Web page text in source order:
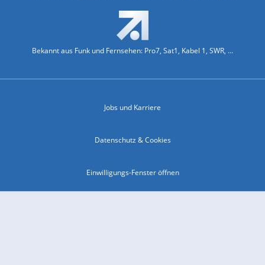
Bekannt aus Funk und Fernsehen: Pro7, Sat1, Kabel 1, SWR, ...
Jobs und Karriere
Datenschutz & Cookies
Einwilligungs-Fenster öffnen